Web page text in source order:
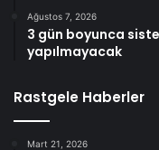
Ağustos 7, 2026
3 gün boyunca
yapılmayacak
Rastgele Haberler
Mart 21, 2026